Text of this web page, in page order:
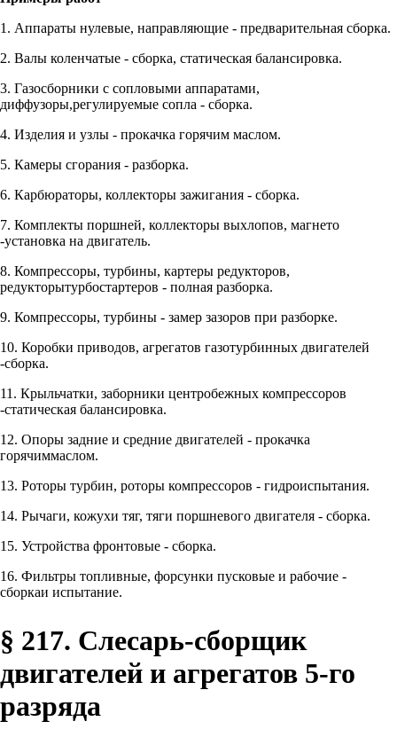
1. Аппараты нулевые, направляющие - предварительная сборка.
2. Валы коленчатые - сборка, статическая балансировка.
3. Газосборники с сопловыми аппаратами,
диффузоры,регулируемые сопла - сборка.
4. Изделия и узлы - прокачка горячим маслом.
5. Камеры сгорания - разборка.
6. Карбюраторы, коллекторы зажигания - сборка.
7. Комплекты поршней, коллекторы выхлопов, магнето
-установка на двигатель.
8. Компрессоры, турбины, картеры редукторов,
редукторытурбостартеров - полная разборка.
9. Компрессоры, турбины - замер зазоров при разборке.
10. Коробки приводов, агрегатов газотурбинных двигателей
-сборка.
11. Крыльчатки, заборники центробежных компрессоров
-статическая балансировка.
12. Опоры задние и средние двигателей - прокачка
горячиммаслом.
13. Роторы турбин, роторы компрессоров - гидроиспытания.
14. Рычаги, кожухи тяг, тяги поршневого двигателя - сборка.
15. Устройства фронтовые - сборка.
16. Фильтры топливные, форсунки пусковые и рабочие -
сборкаи испытание.
§ 217. Слесарь-сборщик
двигателей и агрегатов 5-го
разряда